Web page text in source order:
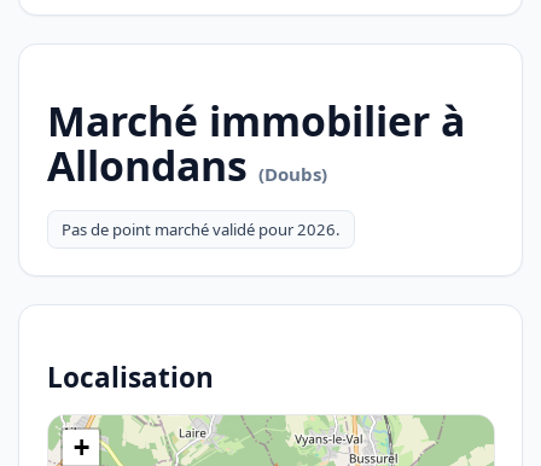
Marché immobilier à
Allondans (Doubs)
Pas de point marché validé pour 2026.
Localisation
+